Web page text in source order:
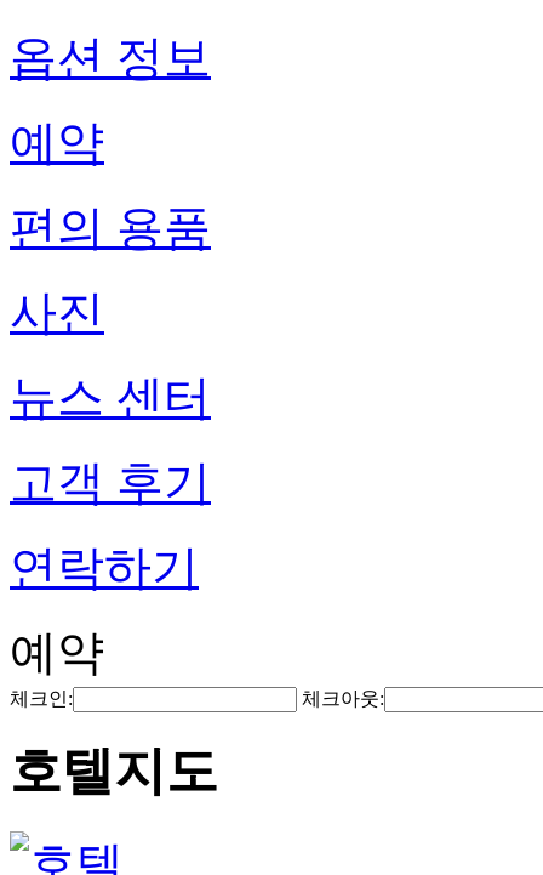
옵션 정보
예약
편의 용품
사진
뉴스 센터
고객 후기
연락하기
예약
체크인: 체크아웃:
호텔지도